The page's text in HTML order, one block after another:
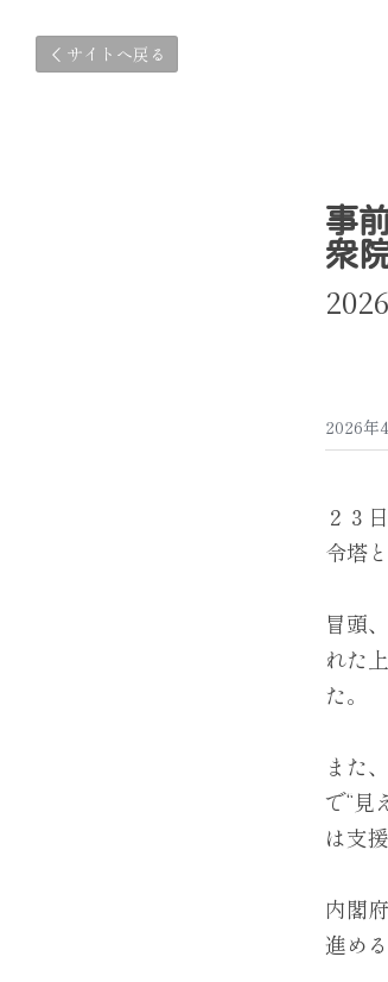
サイトへ戻る
事
衆
2026年
２３
令塔
冒頭
れた
た。
また
で“見
は支
内閣
進め